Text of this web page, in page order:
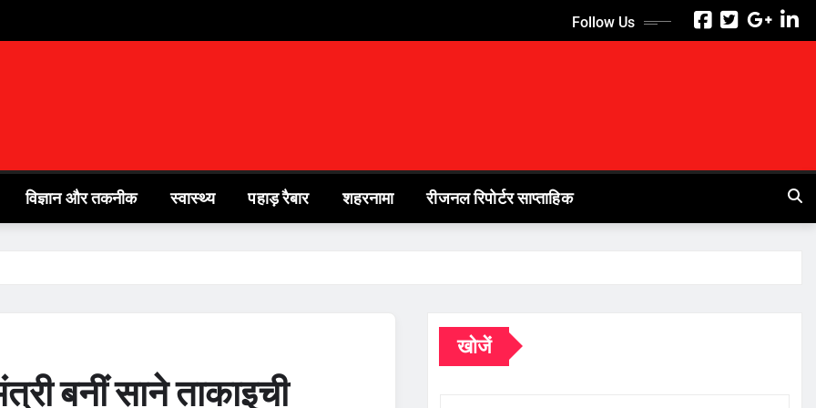
Follow Us
विज्ञान और तकनीक स्वास्थ्य पहाड़ रैबार शहरनामा रीजनल रिपोर्टर साप्ताहिक
बनीं साने ताकाइची
खोजें